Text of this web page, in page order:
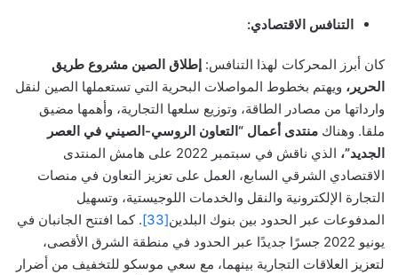
التنافس الاقتصادي:
كان أبرز المحركات لهذا التنافس: إطلاق الصين مشروع طريق
الحرير، ويهتم بخطوط المواصلات البحرية التي تستعملها الصين لنقل
وارداتها من مصادر الطاقة، وتوزيع سلعها التجارية، وأهمها مضيق
ملقا. وهناك منتدى أعمال “التعاون الروسي-الصيني في العصر
الجديد”،
الذي ناقش في سبتمبر 2022 على هامش المنتدى
الاقتصادي الشرقي السابع، العمل على تعزيز التعاون في منصات
التجارة الإلكترونية والنقل والخدمات اللوجيستية، وتسهيل
المدفوعات عبر الحدود بين بنوك البلدين[33]
. كما افتتح الجانبان في
يونيو 2022 جسرًا جديدًا عبر الحدود في منطقة الشرق الأقصى،
لتعزيز العلاقات التجارية بينهما، مع سعي موسكو للتخفيف من أضرار